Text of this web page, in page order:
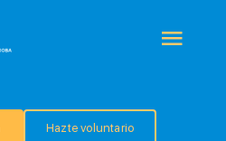
Hazte voluntario